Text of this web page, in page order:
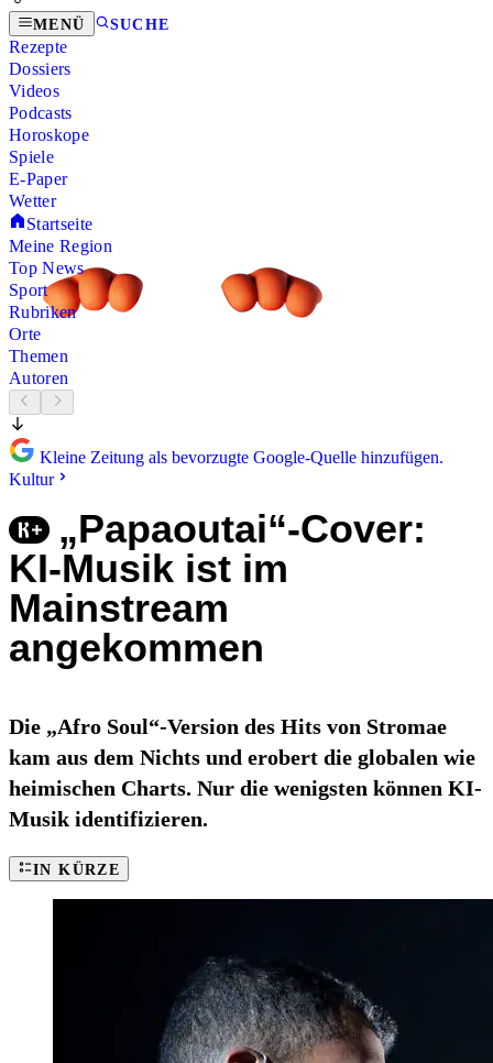
MENÜ SUCHE
Rezepte
Dossiers
Videos
Podcasts
Horoskope
Spiele
E-Paper
Wetter
Startseite
Meine Region
Top News
Sport
Rubriken
Orte
Themen
Autoren
Kleine Zeitung als bevorzugte Google-Quelle hinzufügen.
Kultur
„Papaoutai“-Cover:
KI-Musik ist im
Mainstream
angekommen
Die „Afro Soul“-Version des Hits von Stromae
kam aus dem Nichts und erobert die globalen wie
heimischen Charts. Nur die wenigsten können KI-
Musik identifizieren.
IN KÜRZE